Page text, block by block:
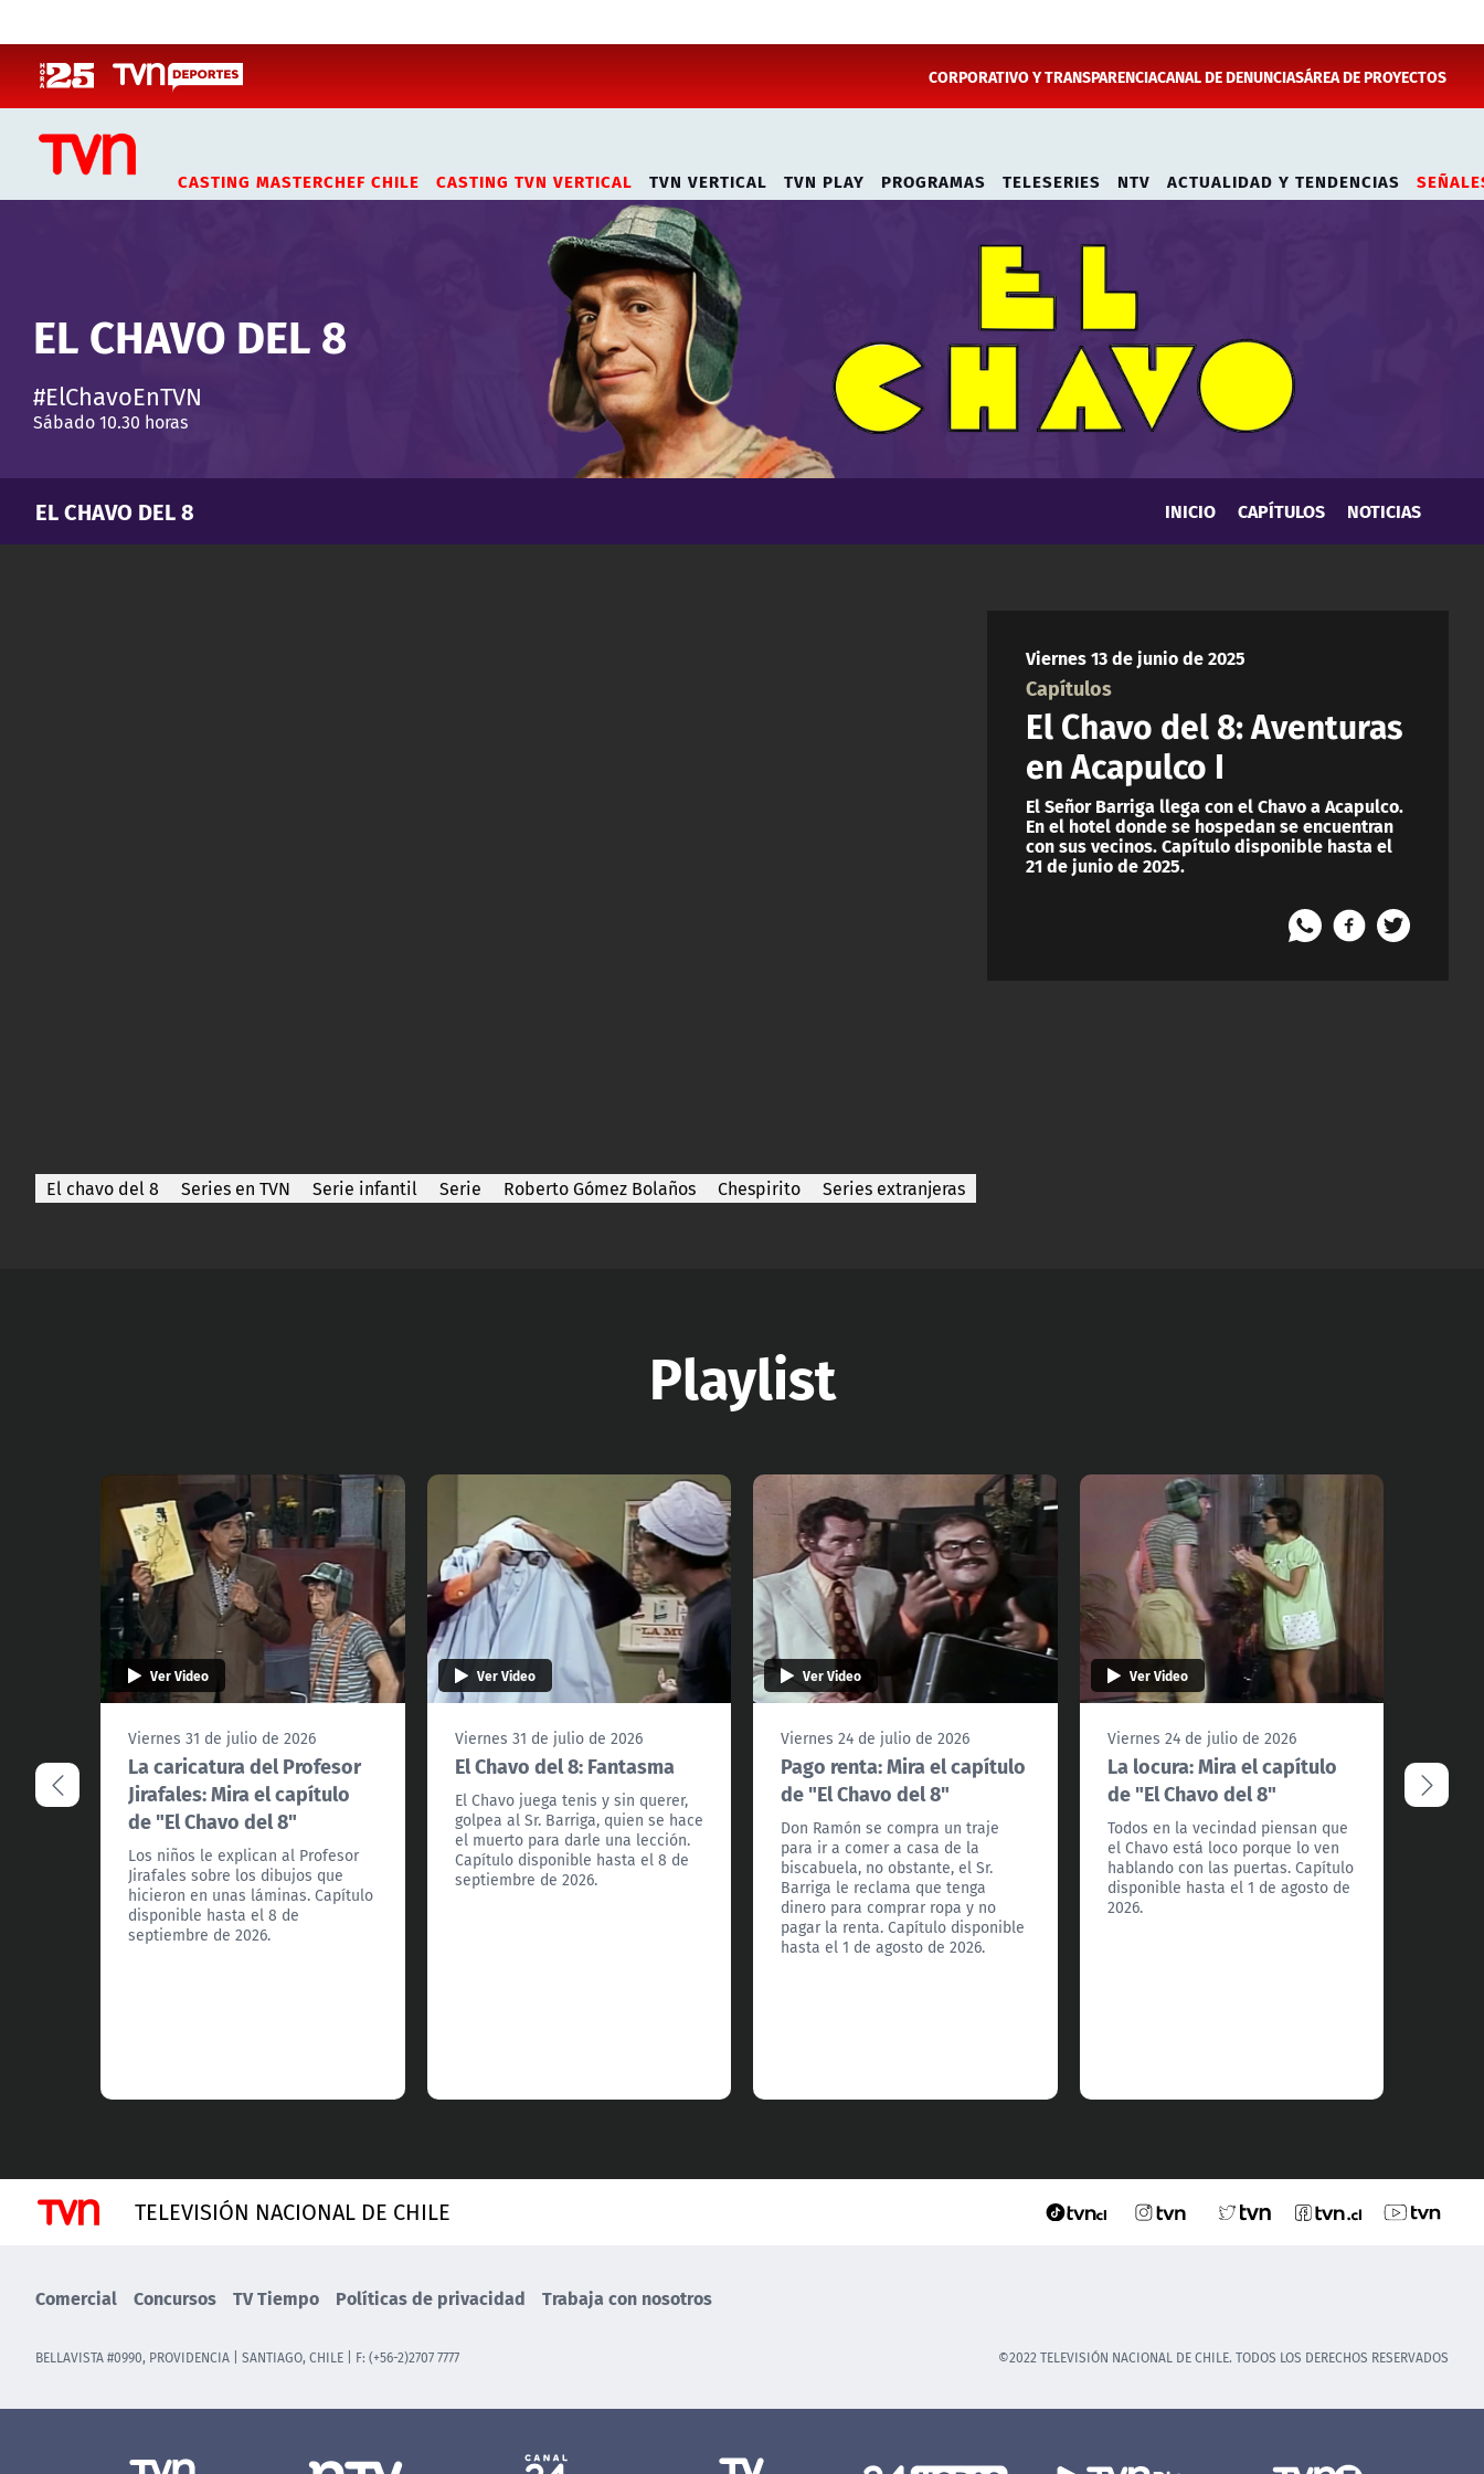
CORPORATIVO Y TRANSPARENCIACANAL DE DENUNCIASÁREA DE PROYECTOS
CASTING MASTERCHEF CHILE CASTING TVN VERTICAL TVN VERTICAL TVN PLAY PROGRAMAS TELESERIES NTV ACTUALIDAD Y TENDENCIAS
EL CHAVO DEL 8
#ElChavoEnTVN
Sábado 10.30 horas
EL CHAVO DEL 8 INICIO CAPÍTULOS NOTICIAS
Viernes 13 de junio de 2025
Capítulos
El Chavo del 8: Aventuras
en Acapulco I
El Señor Barriga llega con el Chavo a Acapulco.
En el hotel donde se hospedan se encuentran
con sus vecinos. Capítulo disponible hasta el
21 de junio de 2025.
El chavo del 8 Series en TVN Serie infantil Serie Roberto Gómez Bolaños Chespirito Series extranjeras
Playlist
Ver Video
Viernes 31 de julio de 2026
La caricatura del Profesor
Jirafales: Mira el capítulo
de "El Chavo del 8"
Los niños le explican al Profesor
Jirafales sobre los dibujos que
hicieron en unas láminas. Capítulo
disponible hasta el 8 de
septiembre de 2026.
Ver Video
Viernes 31 de julio de 2026
El Chavo del 8: Fantasma
El Chavo juega tenis y sin querer,
golpea al Sr. Barriga, quien se hace
el muerto para darle una lección.
Capítulo disponible hasta el 8 de
septiembre de 2026.
Ver Video
Viernes 24 de julio de 2026
Pago renta: Mira el capítulo
de "El Chavo del 8"
Don Ramón se compra un traje
para ir a comer a casa de la
biscabuela, no obstante, el Sr.
Barriga le reclama que tenga
dinero para comprar ropa y no
pagar la renta. Capítulo disponible
hasta el 1 de agosto de 2026.
Ver Video
Viernes 24 de julio de 2026
La locura: Mira el capítulo
de "El Chavo del 8"
Todos en la vecindad piensan que
el Chavo está loco porque lo ven
hablando con las puertas. Capítulo
disponible hasta el 1 de agosto de
2026.
de
TELEVISIÓN NACIONAL DE CHILE
Comercial Concursos TV Tiempo Políticas de privacidad Trabaja con nosotros
BELLAVISTA #0990, PROVIDENCIA | SANTIAGO, CHILE | F: (+56-2)2707 7777 ©2022 TELEVISIÓN NACIONAL DE CHILE. TODOS LOS DERECHOS RESERVADOS